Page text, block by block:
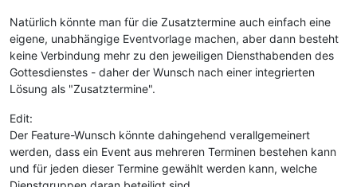
Natürlich könnte man für die Zusatztermine auch einfach eine
eigene, unabhängige Eventvorlage machen, aber dann besteht
keine Verbindung mehr zu den jeweiligen Diensthabenden des
Gottesdienstes - daher der Wunsch nach einer integrierten
Lösung als "Zusatztermine".
Edit:
Der Feature-Wunsch könnte dahingehend verallgemeinert
werden, dass ein Event aus mehreren Terminen bestehen kann
und für jeden dieser Termine gewählt werden kann, welche